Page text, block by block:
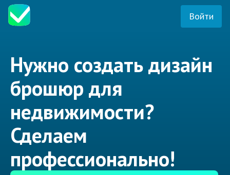
Войти
Нужно создать дизайн
брошюр для
недвижимости?
Сделаем
профессионально!